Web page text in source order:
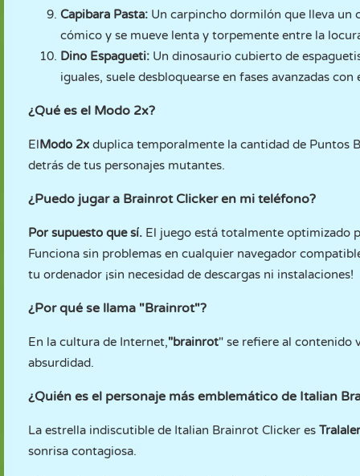
Capibara Pasta: Un carpincho dormilón que lleva un
cómico y se mueve lenta y torpemente entre la
Dino Espagueti: Un dinosaurio cubierto de
iguales, suele desbloquearse en fases avanzadas
¿Qué es el Modo 2x?
ElModo 2x duplica temporalmente la cantidad de Puntos
detrás de tus personajes mutantes.
¿Puedo jugar a Brainrot Clicker en mi teléfono?
Por supuesto que sí. El juego está totalmente optimizado
Funciona sin problemas en cualquier navegador
tu ordenador ¡sin necesidad de descargas ni instalaciones!
¿Por qué se llama "Brainrot"?
En la cultura de Internet,"brainrot" se refiere al contenido
absurdidad.
¿Quién es el personaje más emblemático de Italian
La estrella indiscutible de Italian Brainrot Clicker es
sonrisa contagiosa.